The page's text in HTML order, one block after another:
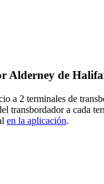
Alderney de
a 2 terminales de
transbordador a cada
en la aplicación.